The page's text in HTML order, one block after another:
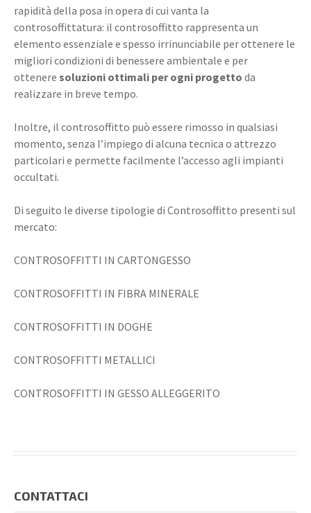
rapidità della posa in opera di cui vanta la
controsoffittatura: il controsoffitto rappresenta un
elemento essenziale e spesso irrinunciabile per ottenere le
migliori condizioni di benessere ambientale e per
ottenere soluzioni ottimali per ogni progetto da
realizzare in breve tempo.
Inoltre, il controsoffitto può essere rimosso in qualsiasi
momento, senza l’impiego di alcuna tecnica o attrezzo
particolari e permette facilmente l’accesso agli impianti
occultati.
Di seguito le diverse tipologie di Controsoffitto presenti sul
mercato:
CONTROSOFFITTI IN CARTONGESSO
CONTROSOFFITTI IN FIBRA MINERALE
CONTROSOFFITTI IN DOGHE
CONTROSOFFITTI METALLICI
CONTROSOFFITTI IN GESSO ALLEGGERITO
CONTATTACI